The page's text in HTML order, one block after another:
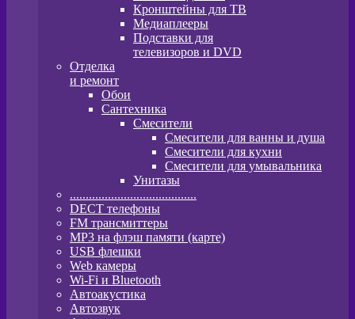
Кронштейны для ТВ
Медиаплееры
Подставки для
телевизоров и DVD
Отделка
и ремонт
Обои
Сантехника
Смесители
Смесители для ванны и душа
Смесители для кухни
Смесители для умывальника
Унитазы
........................................
DECT телефоны
FM трансмиттеры
MP3 на флэш памяти (карте)
USB флешки
Web камеры
Wi-Fi и Bluetooth
Автоакустика
Автозвук